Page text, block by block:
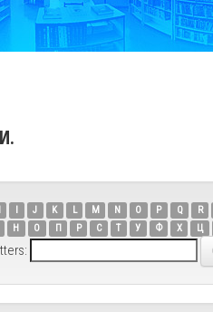
I J K L M N O P Q R
Н О П Р С Т У Ф Х Ц